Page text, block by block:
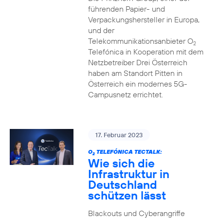
führenden Papier- und
Verpackungshersteller in Europa,
und der
Telekommunikationsanbieter O2
Telefónica in Kooperation mit dem
Netzbetreiber Drei Österreich
haben am Standort Pitten in
Österreich ein modernes 5G-
Campusnetz errichtet.
17. Februar 2023
O2TELEFÓNICA TECTALK:
Wie sich die
Infrastruktur in
Deutschland
schützen lässt
Blackouts und Cyberangriffe